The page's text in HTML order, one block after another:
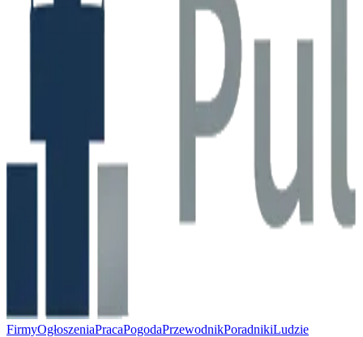
FirmyOgłoszeniaPracaPogodaPrzewodnikPoradnikiLudzie